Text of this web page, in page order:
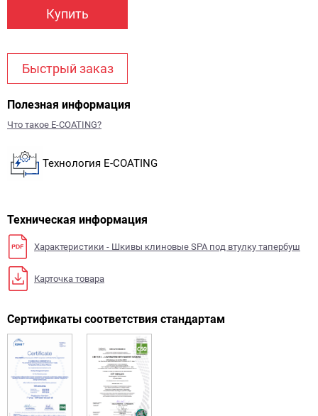
Купить
Быстрый заказ
Полезная информация
Что такое E-COATING?
Технология E-COATING
Техническая информация
Характеристики - Шкивы клиновые SPA под втулку тапербуш
Карточка товара
Сертификаты соответствия стандартам